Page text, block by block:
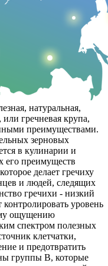
натуральная,
или гречневая крупа,
преимуществами.
зерновых
в кулинарии и
его преимуществ
делает гречиху
и людей, следящих
гречихи - низкий
уровень
ощущению
спектром полезных
клетчатки,
и предотвратить
группы В, которые